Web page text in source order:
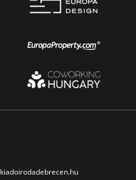
kiadoirodadebrecen.hu